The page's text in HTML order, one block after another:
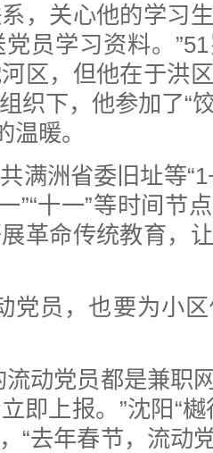
，关心他的学习
员学习资料。
区，但他在于洪
织下，他参加了“
温暖。
洲省委旧址等
”“十一”等时间节
革命传统教育，
员，也要为小区
动党员都是兼职
即上报。”沈阳“
“去年春节，流动